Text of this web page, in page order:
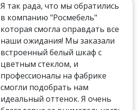
Я так рада, что мы обратились
в компанию "Росмебель"
которая смогла оправдать все
наши ожидания! Мы заказали
встроенный белый шкаф с
цветным стеклом, и
профессионалы на фабрике
смогли подобрать нам
идеальный оттенок. Я очень